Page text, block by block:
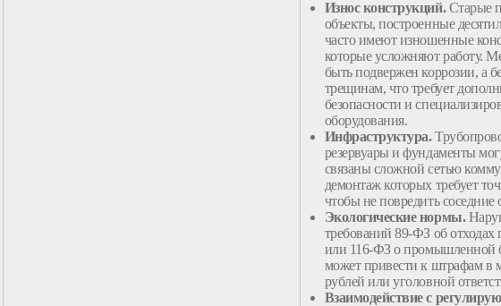
Износконструкций.Старые
объекты, построенные
часто имеют изношенные
которые усложняютработу.
быть подвержен коррозии, а
трещинам, что требует
безопасности и
оборудования.
Инфраструктура.
резервуары и фундаменты
связаны сложной сетью
демонтажкоторых требует
чтобы не повредить соседние
Экологические нормы.
требований 89-ФЗ об отходах
или 116-ФЗ опромышленной
может привести к штрафам в
рублей или уголовной
Взаимодействие с